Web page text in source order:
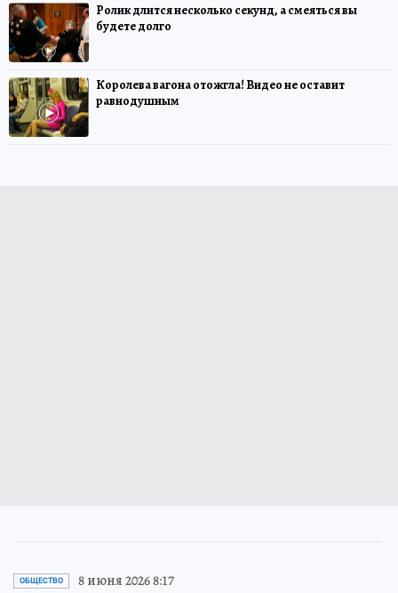
Ролик длится несколько секунд, а смеяться вы
будете долго
Королева вагона отожгла! Видео не оставит
равнодушным
ОБЩЕСТВО 8 июня 2026 8:17